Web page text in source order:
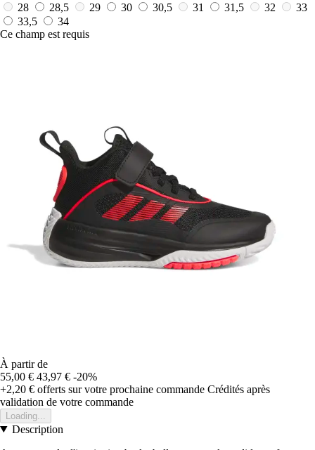
28
28,5 29 30 30,5 31 31,5 32
33
33,5
34
Ce champ est requis
À partir de
55,00 € 43,97 € -20%
+2,20 € offerts sur votre prochaine commande Crédités après
validation de votre commande
Loading...
Description